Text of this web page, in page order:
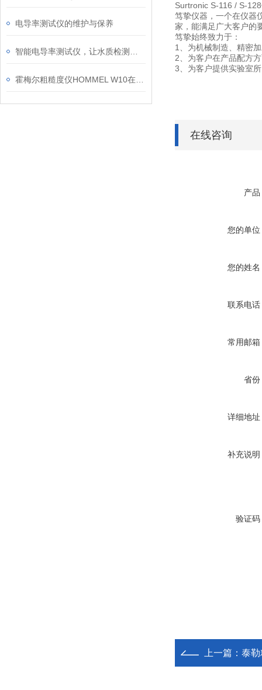
电导率测试仪的维护与保养
Surtronic S-116 / S-
笃挚仪器，一个在仪器
家，能满足广大客户的
笃挚始终致力于：
1、为机械制造、精密
2、为客户在产品配方
3、为客户提供实验室
在线咨询
产品
您的单位
您的姓名
联系电话
常用邮箱
省份
详细地址
补充说明
验证码
上一篇： 泰